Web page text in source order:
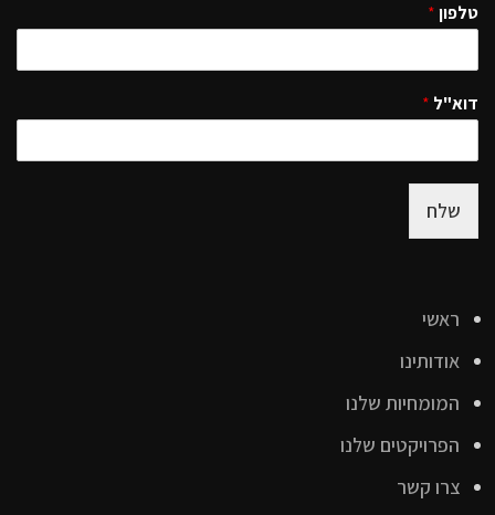
טלפון*
דוא"ל *
שלח
ראשי
אודותינו
המומחיות שלנו
הפרויקטים שלנו
צרו קשר